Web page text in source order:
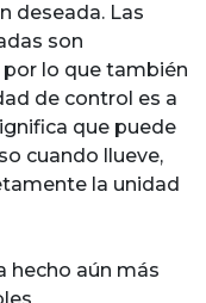
deseada. Las
son
lo que también
de control es a
que puede
cuando llueve,
la unidad
hecho aún más